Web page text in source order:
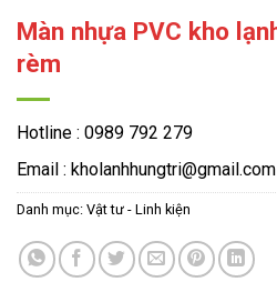
Màn nhựa PVC kho
rèm
Hotline : 0989 792 279
Email : kholanhhungtri@gmail.com
Danh mục: Vật tư - Linh kiện